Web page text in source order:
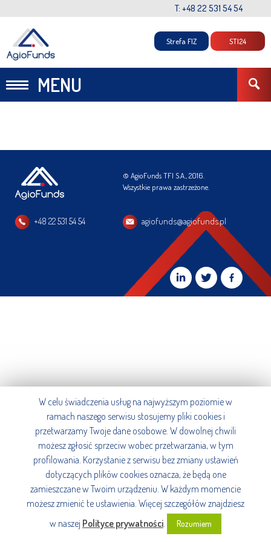
T: +48 22 531 54 54
MENU
Strefa FIZ STI24
© AgioFunds TFI S.A., 2016.
Wszystkie prawa zastrzeżone.
+48 22 531 54 54 agiofunds@agiofunds.pl
W celu świadczenia usług na najwyższym poziomie w
ramach naszego serwisu stosujemy pliki cookies i
przetwarzamy Twoje dane osobowe. W dowolnej chwili
możesz zgłosić sprzeciw wobec przetwarzania, w tym
profilowania. Korzystanie z serwisu bez zmiany ustawień
dotyczących plików cookies oznacza, że będą one
zamieszczane w Twoim urządzeniu. W każdym momencie
możesz zmienić te ustawienia. Więcej szczegółów znajdziesz
w naszej Polityce prywatności. Rozumiem